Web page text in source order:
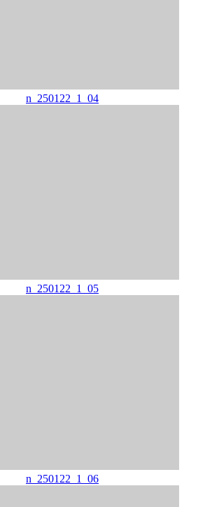
n_250122_1_04
n_250122_1_05
n_250122_1_06